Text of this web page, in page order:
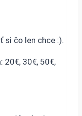
si čo len chce :).
20€, 30€, 50€,